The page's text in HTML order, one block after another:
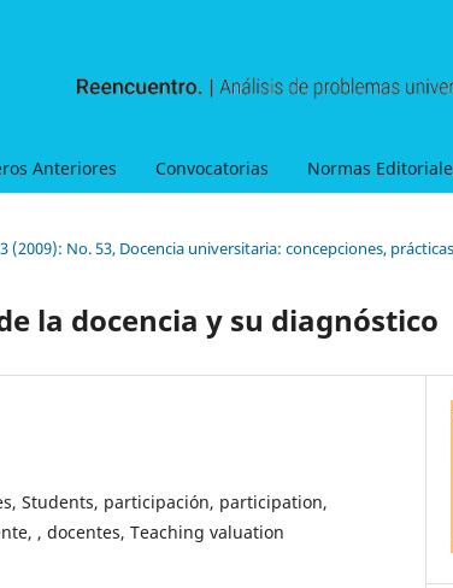
Anteriores Convocatorias Normas
(2009): No. 53, Docencia universitaria: concepciones,
la docencia y su diagnóstico
Students, participación, participation,
, docentes, Teaching valuation